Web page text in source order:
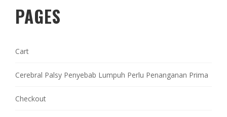
PAGES
Cart
Cerebral Palsy Penyebab Lumpuh Perlu Penanganan Prima
Checkout